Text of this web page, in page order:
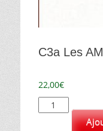
C3a Les
22,00€
quantité
de